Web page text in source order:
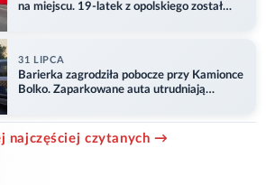
na miejscu. 19-latek z opolskiego został
31 LIPCA
Barierka zagrodziła pobocze przy Kamionce
Bolko. Zaparkowane auta utrudniają
najczęściej czytanych →